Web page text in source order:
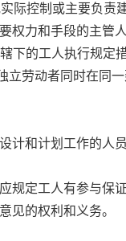
控制或主要负责建
权力和手段的主管
的工人执行规定
劳动者同时在同一
和计划工作的人员
定工人有参与保证
见的权利和义务。